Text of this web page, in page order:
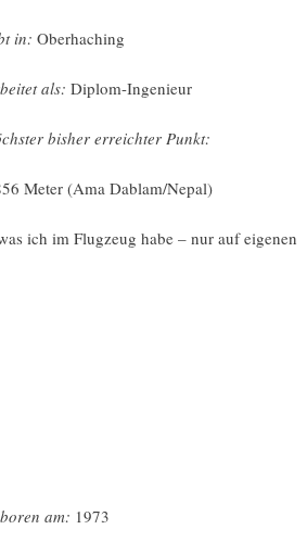
in: Oberhaching
als: Diplom-Ingenieur
bisher erreichter Punkt:
Meter (Ama Dablam/Nepal)
ich im Flugzeug habe – nur auf eigenen
am: 1973